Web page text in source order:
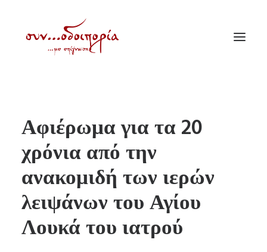
ΘΕΜΑΤΟΛΟΓΙΑ
ΑΝΑΚΟΙΝΩΣΕΙΣ
ΕΥΑΓΓΕΛΙΣΤΡΙΑ ΠΕΙΡΑΙΏΣ
ΠΑΛΑΙΑ ΣΥΝΟΔΟΙΠΟΡΙΑ
Αφιέρωμα για τα 20
χρόνια από την
ανακομιδή των ιερών
λειψάνων του Αγίου
Λουκά του ιατρού